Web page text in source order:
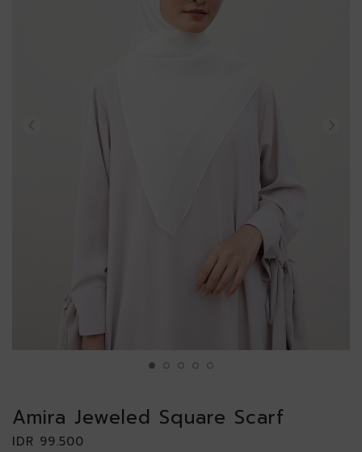
Amira Jeweled Square Scarf
IDR 99.500